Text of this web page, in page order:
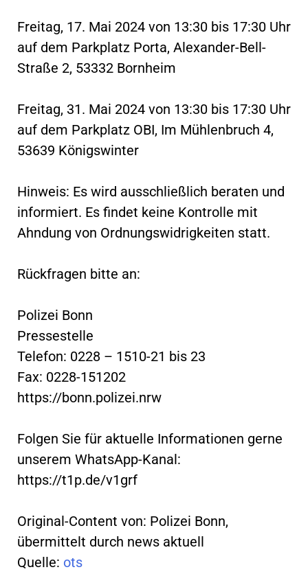
Freitag, 17. Mai 2024 von 13:30 bis 17:30 Uhr
auf dem Parkplatz Porta, Alexander-Bell-
Straße 2, 53332 Bornheim
Freitag, 31. Mai 2024 von 13:30 bis 17:30 Uhr
auf dem Parkplatz OBI, Im Mühlenbruch 4,
53639 Königswinter
Hinweis: Es wird ausschließlich beraten und
informiert. Es findet keine Kontrolle mit
Ahndung von Ordnungswidrigkeiten statt.
Rückfragen bitte an:
Polizei Bonn
Pressestelle
Telefon: 0228 – 1510-21 bis 23
Fax: 0228-151202
https://bonn.polizei.nrw
Folgen Sie für aktuelle Informationen gerne
unserem WhatsApp-Kanal:
https://t1p.de/v1grf
Original-Content von: Polizei Bonn,
übermittelt durch news aktuell
Quelle: ots